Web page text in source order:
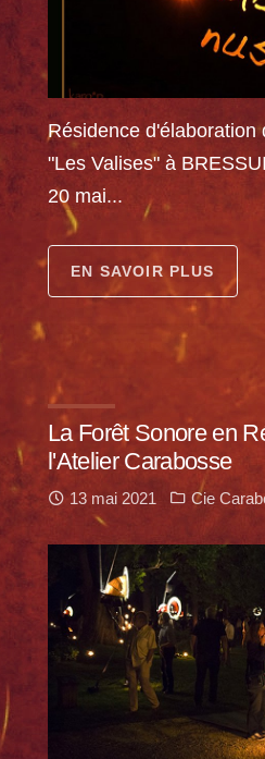
Résidence d'élaboration
"Les Valises" à
20 mai...
EN SAVOIR PLUS
La Forêt Sonore en
l'Atelier Carabosse
13 mai 2021 Cie